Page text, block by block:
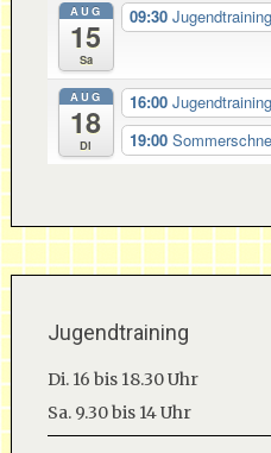
AUG
15
Sa
09:30 Jugendtraining
AUG
18
Di
16:00 Jugendtraining
19:00
Jugendtraining
Di. 16 bis 18.30 Uhr
Sa. 9.30 bis 14 Uhr